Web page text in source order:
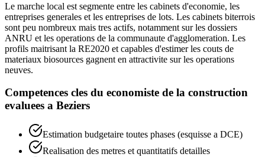
Le marche local est segmente entre les cabinets d'economie, les
entreprises generales et les entreprises de lots. Les cabinets biterrois
sont peu nombreux mais tres actifs, notamment sur les dossiers
ANRU et les operations de la communaute d'agglomeration. Les
profils maitrisant la RE2020 et capables d'estimer les couts de
materiaux biosources gagnent en attractivite sur les operations
neuves.
Competences cles du economiste de la construction
evaluees a Beziers
Estimation budgetaire toutes phases (esquisse a DCE)
Realisation des metres et quantitatifs detailles